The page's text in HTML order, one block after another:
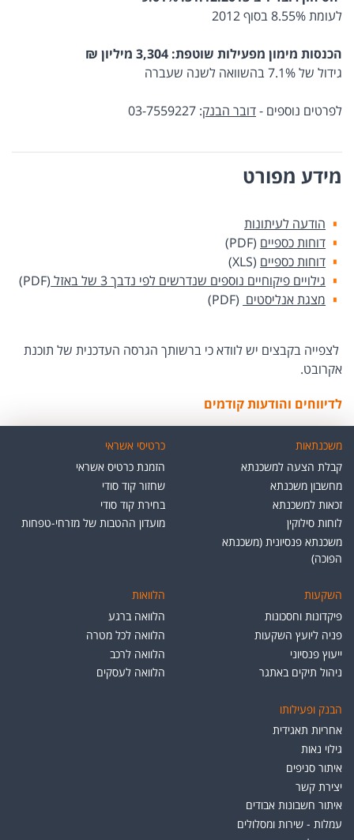
לעומת 8.55% בסוף 2012
הכנסות מימון מפעילות שוטפת: 3,304 מיליון ₪
גידול של 7.1% בהשוואה לשנה שעברה
לפרטים נוספים -דובר הבנק: 03-7559227
מידע מפורט
הודעה לעיתונות
דוחות כספיים (PDF)
דוחות כספיים (XLS)
גילויים פיקוחיים נוספים שנדרשים לפי נדבך 3 של באזל
(PDF)
מצגת אנליסטים (PDF)
לצפייה בקבצים יש לוודא כי ברשותך הגרסה העדכנית של תוכנת
אקרובט.
לדיווחים והודעות קודמים
משכנתאות
קבלת הצעה למשכנתא
מחשבון משכנתא
זכאות למשכנתא
לוחות סילוקין
משכנתא פנסיונית (משכנתא
הפוכה)
כרטיסי אשראי
הזמנת כרטיס אשראי
שחזור קוד סודי
בחירת קוד סודי
מועדון ההטבות של מזרחי-טפחות
השקעות
פיקדונות וחסכונות
פניה ליועץ השקעות
ייעוץ פנסיוני
ניהול תיקים באתגר
הלוואות
הלוואה ברגע
הלוואה לכל מטרה
הלוואה לרכב
הלוואה לעסקים
הבנק ופעילותו
אחריות תאגידית
גילוי נאות
איתור סניפים
יצירת קשר
איתור חשבונות אבודים
עמלות - שירות ומסלולים